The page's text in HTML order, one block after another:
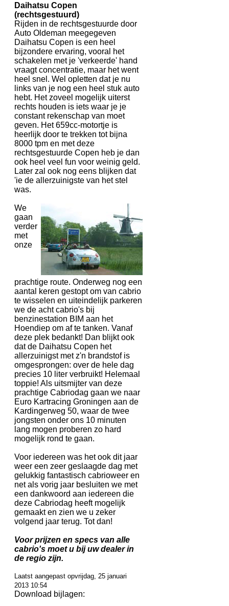
Daihatsu Copen
(rechtsgestuurd)
Rijden in de rechtsgestuurde door
Auto Oldeman meegegeven
Daihatsu Copen is een heel
bijzondere ervaring, vooral het
schakelen met je 'verkeerde' hand
vraagt concentratie, maar het went
heel snel. Wel opletten dat je nu
links van je nog een heel stuk auto
hebt. Het zoveel mogelijk uiterst
rechts houden is iets waar je je
constant rekenschap van moet
geven. Het 659cc-motortje is
heerlijk door te trekken tot bijna
8000 tpm en met deze
rechtsgestuurde Copen heb je dan
ook heel veel fun voor weinig geld.
Later zal ook nog eens blijken dat
'ie de allerzuinigste van het stel
was.
We
gaan
verder
met
onze
prachtige route. Onderweg nog een
aantal keren gestopt om van cabrio
te wisselen en uiteindelijk parkeren
we de acht cabrio's bij
benzinestation BIM aan het
Hoendiep om af te tanken. Vanaf
deze plek bedankt! Dan blijkt ook
dat de Daihatsu Copen het
allerzuinigst met z'n brandstof is
omgesprongen: over de hele dag
precies 10 liter verbruikt! Helemaal
toppie! Als uitsmijter van deze
prachtige Cabriodag gaan we naar
Euro Kartracing Groningen aan de
Kardingerweg 50, waar de twee
jongsten onder ons 10 minuten
lang mogen proberen zo hard
mogelijk rond te gaan.
Voor iedereen was het ook dit jaar
weer een zeer geslaagde dag met
gelukkig fantastisch cabrioweer en
net als vorig jaar besluiten we met
een dankwoord aan iedereen die
deze Cabriodag heeft mogelijk
gemaakt en zien we u zeker
volgend jaar terug. Tot dan!
Voor prijzen en specs van alle
cabrio's moet u bij uw dealer in
de regio zijn.
Laatst aangepast opvrijdag, 25 januari
2013 10:54
Download bijlagen: